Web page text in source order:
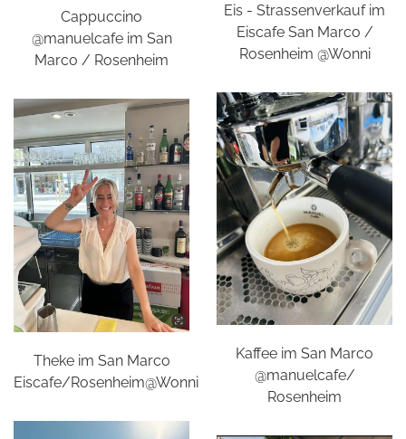
Eis - Strassenverkauf im
Eiscafe San Marco /
Rosenheim @Wonni
Cappuccino
@manuelcafe im San
Marco / Rosenheim
Kaffee im San Marco
@manuelcafe/
Rosenheim
Theke im San Marco
Eiscafe/Rosenheim@Wonni